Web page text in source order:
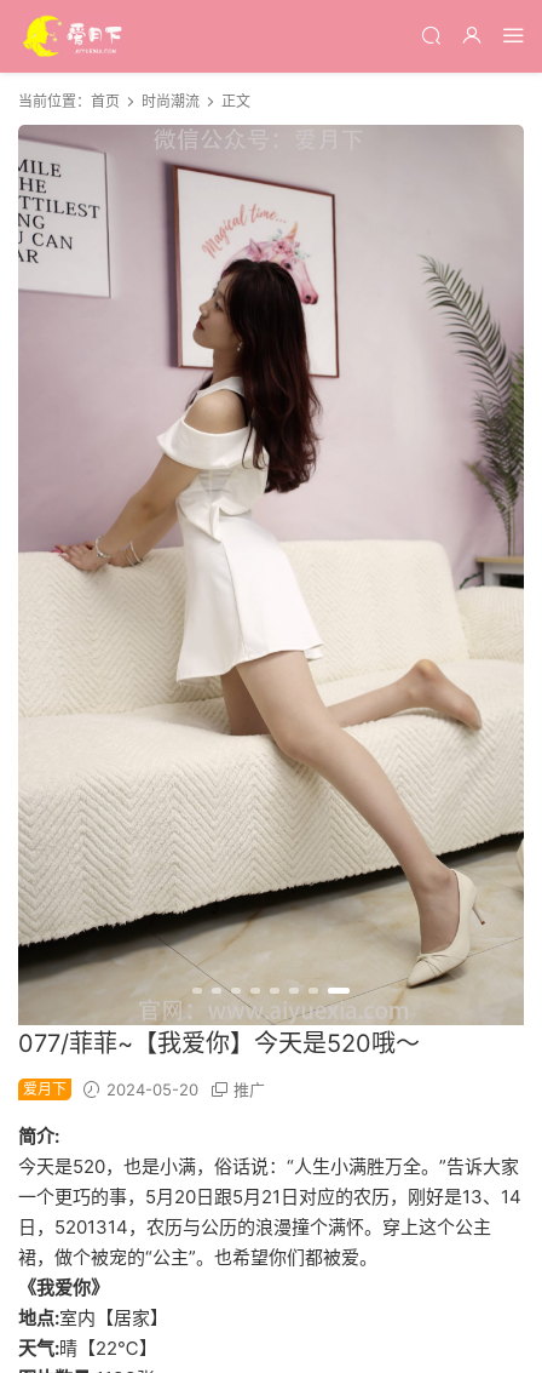
当前位置： 首页 时尚潮流 正文
077/菲菲~【我爱你】今天是520哦～
爱月下 2024-05-20 推广
简介:
今天是520，也是小满，俗话说：“人生小满胜万全。”告诉大家
一个更巧的事，5月20日跟5月21日对应的农历，刚好是13、14
日，5201314，农历与公历的浪漫撞个满怀。穿上这个公主
裙，做个被宠的“公主”。也希望你们都被爱。
《我爱你》
地点:室内【居家】
天气:晴【22℃】